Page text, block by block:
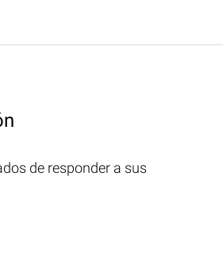
de responder a sus